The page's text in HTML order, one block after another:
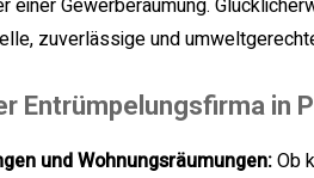
einer Gewerberäumung.
zuverlässige und
Entrümpelungsfirma in
und Wohnungsräumungen:Ob